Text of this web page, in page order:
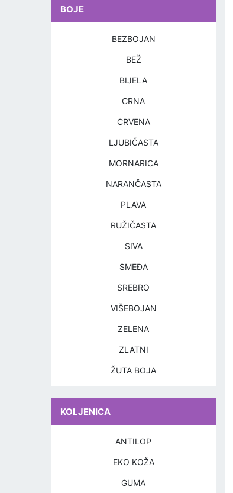
BOJE
BEZBOJAN
BEŽ
BIJELA
CRNA
CRVENA
LJUBIČASTA
MORNARICA
NARANČASTA
PLAVA
RUŽIČASTA
SIVA
SMEĐA
SREBRO
VIŠEBOJAN
ZELENA
ZLATNI
ŽUTA BOJA
KOLJENICA
ANTILOP
EKO KOŽA
GUMA